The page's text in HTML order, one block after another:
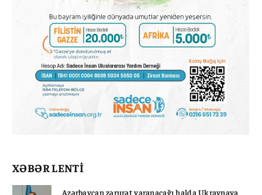
XƏBƏR LENTİ
Azərbaycan zərurət yaranacağı halda Ukraynaya